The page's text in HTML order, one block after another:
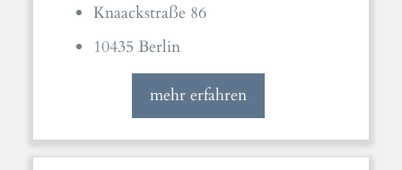
Knaackstraße 86
10435 Berlin
mehr erfahren